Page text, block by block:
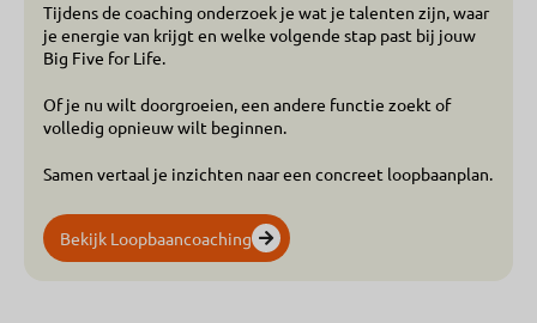
Tijdens de coaching onderzoek je wat je talenten zijn, waar
je energie van krijgt en welke volgende stap past bij jouw
Big Five for Life.
Of je nu wilt doorgroeien, een andere functie zoekt of
volledig opnieuw wilt beginnen.
Samen vertaal je inzichten naar een concreet loopbaanplan.
Bekijk Loopbaancoaching